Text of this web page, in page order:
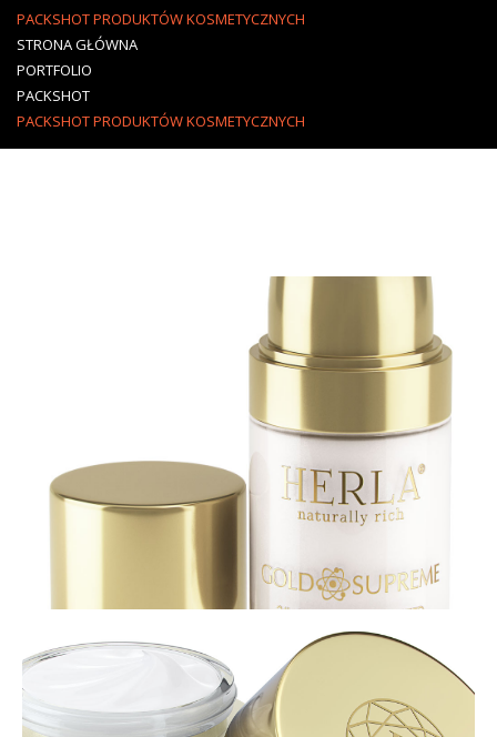
PACKSHOT PRODUKTÓW KOSMETYCZNYCH
STRONA GŁÓWNA
PORTFOLIO
PACKSHOT
PACKSHOT PRODUKTÓW KOSMETYCZNYCH